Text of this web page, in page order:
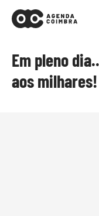
Em pleno
aos milhares!